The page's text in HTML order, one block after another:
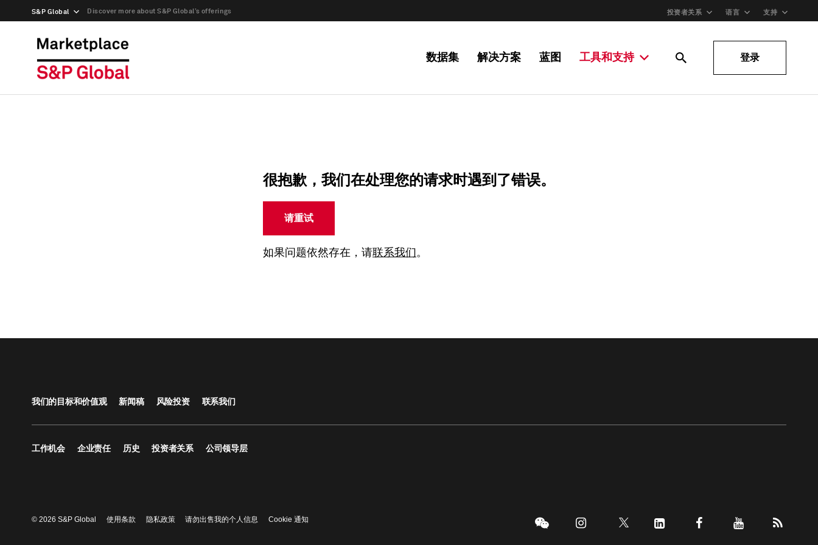
S&P Global Discover more about S&P Global’s offerings 投资者关系 语言 支持
数据集 解决方案 蓝图 工具和支持 登录
很抱歉，我们在处理您的请求时遇到了错误。
请重试
如果问题依然存在，请联系我们 。
我们的目标和价值观 新闻稿 风险投资 联系我们
工作机会 企业责任 历史 投资者关系 公司领导层
© 2026 S&P Global 使用条款 隐私政策 请勿出售我的个人信息 Cookie 通知